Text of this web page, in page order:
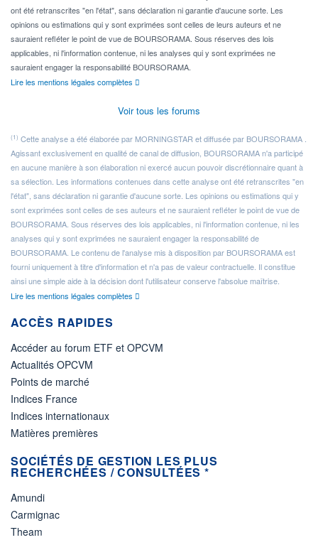
ont été retranscrites "en l'état", sans déclaration ni garantie d'aucune sorte. Les
opinions ou estimations qui y sont exprimées sont celles de leurs auteurs et ne
sauraient refléter le point de vue de BOURSORAMA. Sous réserves des lois
applicables, ni l'information contenue, ni les analyses qui y sont exprimées ne
sauraient engager la responsabilité BOURSORAMA.
Lire les mentions légales complètes
Voir tous les forums
(1) Cette analyse a été élaborée par MORNINGSTAR et diffusée par BOURSORAMA .
Agissant exclusivement en qualité de canal de diffusion, BOURSORAMA n'a participé
en aucune manière à son élaboration ni exercé aucun pouvoir discrétionnaire quant à
sa sélection. Les informations contenues dans cette analyse ont été retranscrites "en
l'état", sans déclaration ni garantie d'aucune sorte. Les opinions ou estimations qui y
sont exprimées sont celles de ses auteurs et ne sauraient refléter le point de vue de
BOURSORAMA. Sous réserves des lois applicables, ni l'information contenue, ni les
analyses qui y sont exprimées ne sauraient engager la responsabilité de
BOURSORAMA. Le contenu de l'analyse mis à disposition par BOURSORAMA est
fourni uniquement à titre d'information et n'a pas de valeur contractuelle. Il constitue
ainsi une simple aide à la décision dont l'utilisateur conserve l'absolue maîtrise.
Lire les mentions légales complètes
ACCÈS RAPIDES
Accéder au forum ETF et OPCVM
Actualités OPCVM
Points de marché
Indices France
Indices internationaux
Matières premières
SOCIÉTÉS DE GESTION LES PLUS
RECHERCHÉES / CONSULTÉES *
Amundi
Carmignac
Theam